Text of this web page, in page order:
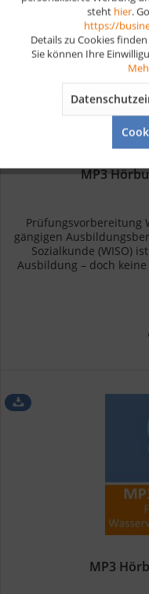
MP3
Prüfungsvorbereitung
gängigen
Sozialkunde (WISO)
Ausbildung – doch
MP3
steht hier.
https://
Details zu Cookies
Sie können Ihre